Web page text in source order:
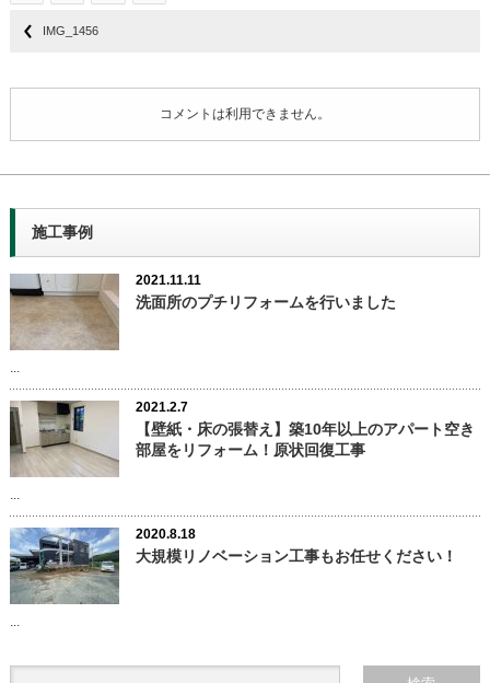
IMG_1456
コメントは利用できません。
施工事例
2021.11.11
洗面所のプチリフォームを行いました
2021.2.7
【壁紙・床の張替え】築10年以上のアパート空き
部屋をリフォーム！原状回復工事
2020.8.18
大規模リノベーション工事もお任せください！